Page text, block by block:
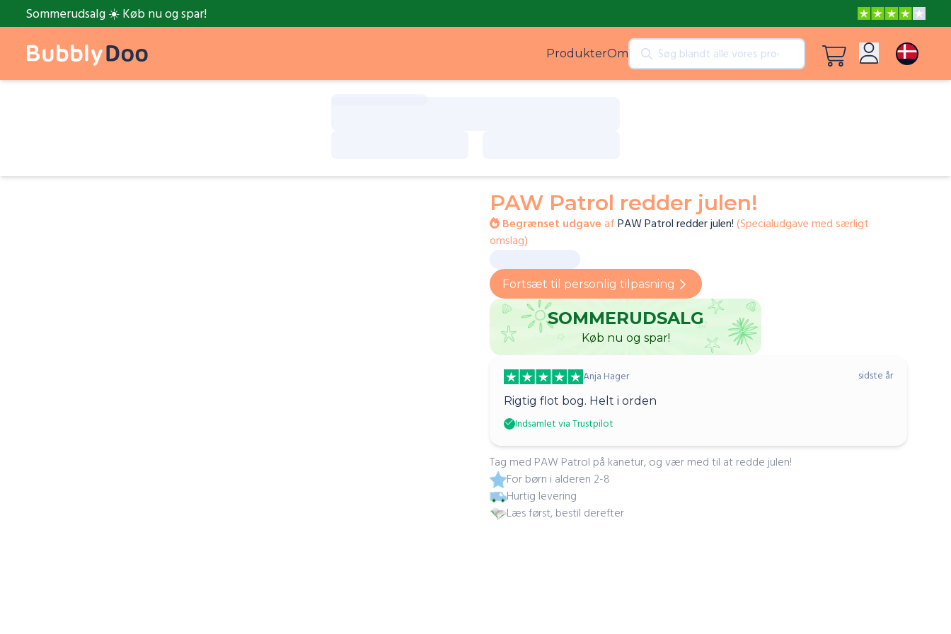
Sommerudsalg ☀️ Køb nu og spar!
ProdukterOm
Produkter
Frost En kærlighed, der smelter alle hjerter
PAW Patrol redder julen!
Begrænset udgaveafPAW Patrol redder julen!(Specialudgave med særligt
omslag)
Fortsæt til personlig tilpasning
SOMMERUDSALG
Køb nu og spar!
Anja Hager sidste år
Rigtig flot bog. Helt i orden
Indsamlet via Trustpilot
Tag med PAW Patrol på kanetur, og vær med til at redde julen!
For børn i alderen 2-8
Hurtig levering
Læs først, bestil derefter